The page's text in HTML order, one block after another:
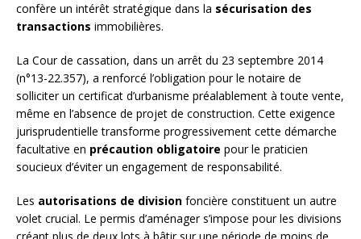
confère un intérêt stratégique dans la sécurisation des
transactions immobilières.
La Cour de cassation, dans un arrêt du 23 septembre 2014
(n°13-22.357), a renforcé l’obligation pour le notaire de
solliciter un certificat d’urbanisme préalablement à toute vente,
même en l’absence de projet de construction. Cette exigence
jurisprudentielle transforme progressivement cette démarche
facultative en précaution obligatoire pour le praticien
soucieux d’éviter un engagement de responsabilité.
Les autorisations de division foncière constituent un autre
volet crucial. Le permis d’aménager s’impose pour les divisions